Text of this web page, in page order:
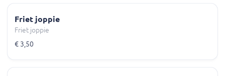
Friet joppie
Friet joppie
€ 3,50